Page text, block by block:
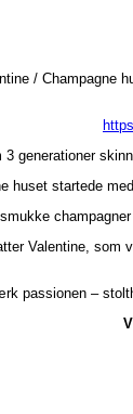
/ Champagne
generationer
huset startede
Valentine,
passionen –